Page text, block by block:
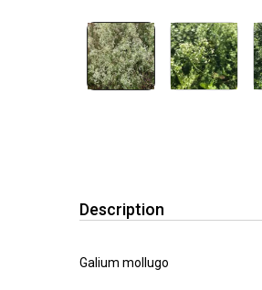
Description
Galium mollugo